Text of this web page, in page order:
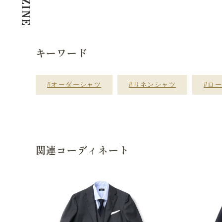
キーワード
#オーダーシャツ #リネンシャツ #ロ
関連コーディネート